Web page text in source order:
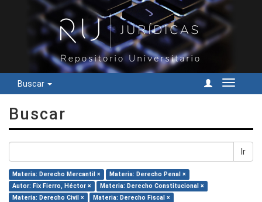
Buscar
Cambiar
Buscar
Ir
Materia: Derecho Mercantil ×
Materia: Derecho Penal ×
Autor: Fix Fierro, Héctor ×
Materia: Derecho Constitucional ×
Materia: Derecho Civil ×
Materia: Derecho Fiscal ×